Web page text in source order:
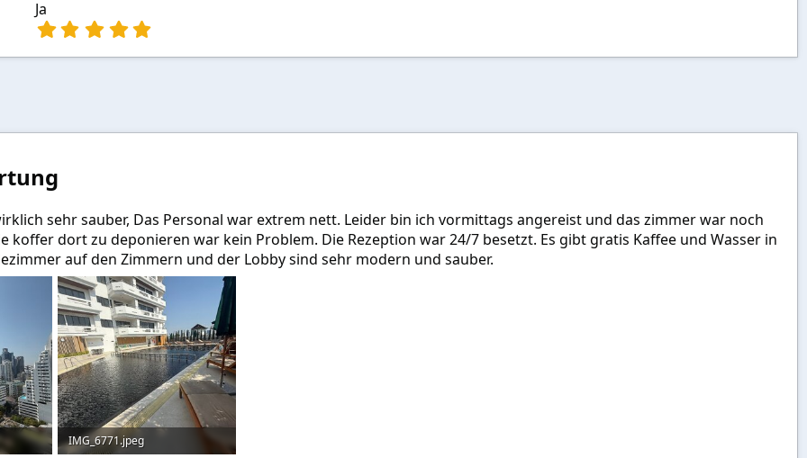
Ja
0
e
)
sehr sauber, Das Personal war extrem nett. Leider bin ich vormittags angereist und das zimmer war noch
koffer dort zu deponieren war kein Problem. Die Rezeption war 24/7 besetzt. Es gibt gratis Kaffee und Wasser in
auf den Zimmern und der Lobby sind sehr modern und sauber.
IMG_6771.jpeg